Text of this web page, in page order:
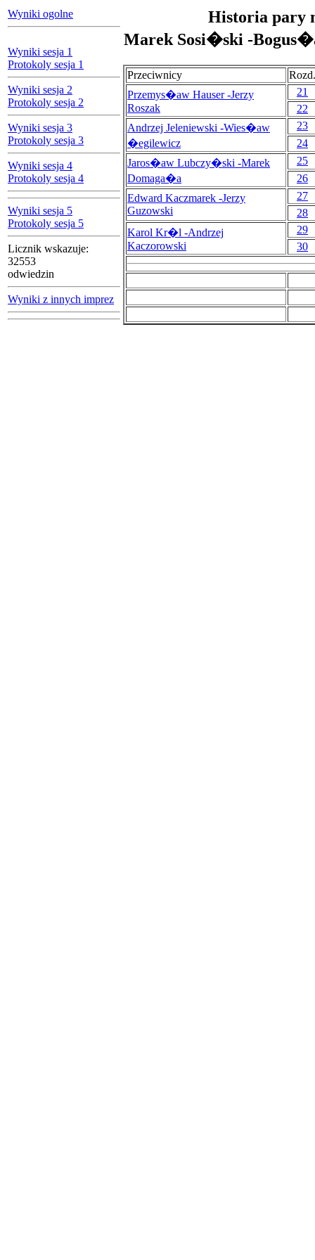
Wyniki ogolne
Wyniki sesja 1
Protokoly sesja 1
Wyniki sesja 2
Protokoly sesja 2
Wyniki sesja 3
Protokoly sesja 3
Wyniki sesja 4
Protokoly sesja 4
Wyniki sesja 5
Protokoly sesja 5
Licznik wskazuje:
32553
odwiedzin
Wyniki z innych imprez
Historia pary
Marek Sosi�ski -
Przeciwnicy
Rozd.
Przemys�aw Hauser -Jerzy
Roszak
21
22
Andrzej Jeleniewski -Wies�aw
�egilewicz
23
24
Jaros�aw Lubczy�ski -Marek
Domaga�a
25
26
Edward Kaczmarek -Jerzy
Guzowski
27
28
Karol Kr�l -Andrzej
Kaczorowski
29
30